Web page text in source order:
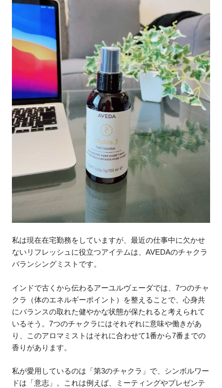
私は現在在宅勤務をしていますが、最近の仕事中に欠かせ
ないリフレッシュに役立つアイテムは、AVEDAのチャクラ
バランシングミストです。
インドで古くから伝わるアーユルヴェーダでは、7つのチャ
クラ（体のエネルギーポイント）を整えることで、心身共
にバランスの取れた健やかな状態が保たれると考えられて
いるそう。7つのチャクラにはそれぞれに意味や働きがあ
り、このアロマミストはそれに合わせて1番から7番までの
香りがあります。
私が愛用しているのは「第3のチャクラ」で、シンボルワー
ドは「意志」。これは例えば、ミーティングやプレゼンテ